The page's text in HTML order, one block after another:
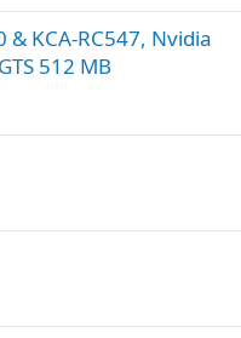
& KCA-RC547, Nvidia
512 MB